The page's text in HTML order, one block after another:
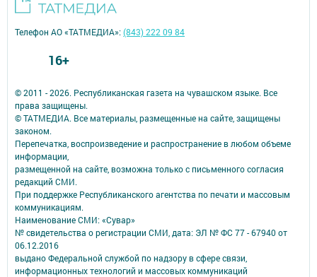
© 2011 - 2026. Республиканская газета на чувашском языке. Все
права защищены.
© ТАТМЕДИА. Все материалы, размещенные на сайте, защищены
законом.
Перепечатка, воспроизведение и распространение в любом объеме
информации,
размещенной на сайте, возможна только с письменного согласия
редакций СМИ.
При поддержке Республиканского агентства по печати и массовым
коммуникациям.
Наименование СМИ: «Сувар»
№ свидетельства о регистрации СМИ, дата: ЭЛ № ФС 77 - 67940 от
06.12.2016
выдано Федеральной службой по надзору в сфере связи,
информационных технологий и массовых коммуникаций
Телефон АО «ТАТМЕДИА»:(843) 222 09 84
16+